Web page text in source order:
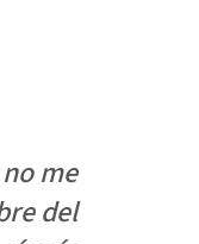
me
del